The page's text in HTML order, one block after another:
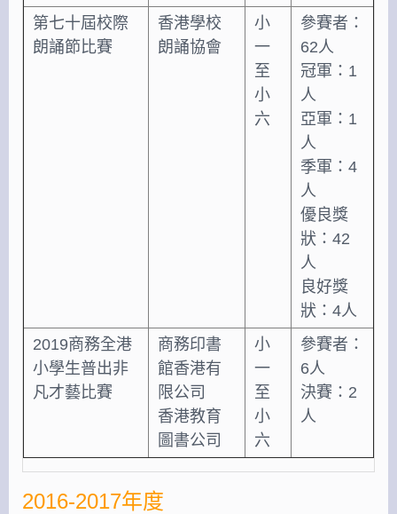
第七十屆校際
朗誦節比賽
香港學校
朗誦協會
小
一
至
小
六
參賽者：
62人
冠軍：1
人
亞軍：1
人
季軍：4
人
優良獎
狀：42
人
良好獎
狀：4人
2019商務全港
小學生普出非
凡才藝比賽
商務印書
館香港有
限公司
香港教育
圖書公司
小
一
至
小
六
參賽者：
6人
決賽：2
人
2016-2017年度